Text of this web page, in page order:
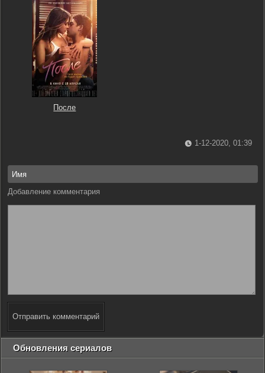
После
1-12-2020, 01:39
Добавление комментария
Отправить комментарий
Обновления сериалов